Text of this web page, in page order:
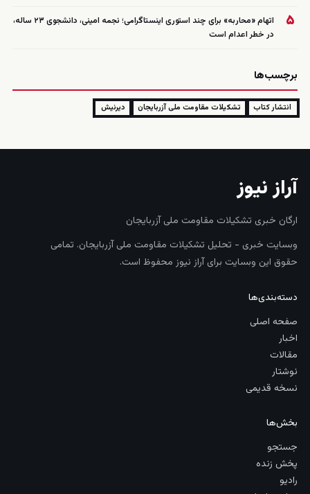
۵
اتهام «محاربه» برای چند استوری اینستاگرامی؛ نجمه امینی، دانشجوی ۲۳ ساله،
در خطر اعدام است
برچسب‌ها
انتشار کتاب تشکیلات مقاومت ملی آزربایجان دیرنیش
آراز نیوز
ارگان خبری تشکیلات مقاومت ملی آزربایجان
وبسایت خبری - تحلیل تشکیلات مقاومت ملی آزربایجان. تمامی
حقوق این وبسایت برای آراز نیوز محفوظ است.
دسته‌بندی‌ها
صفحه اصلی
اخبار
مقالات
نوشتار
نسخه قدیمی
بخش‌ها
جستجو
پخش زنده
رادیو